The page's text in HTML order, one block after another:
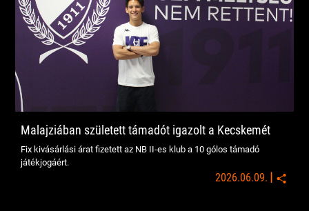
Malajziában született támadót igazolt a Kecskemét
Fix kivásárlási árat fizetett az NB II-es klub a 10 gólos támadó
játékjogáért.
2026.06.09. |